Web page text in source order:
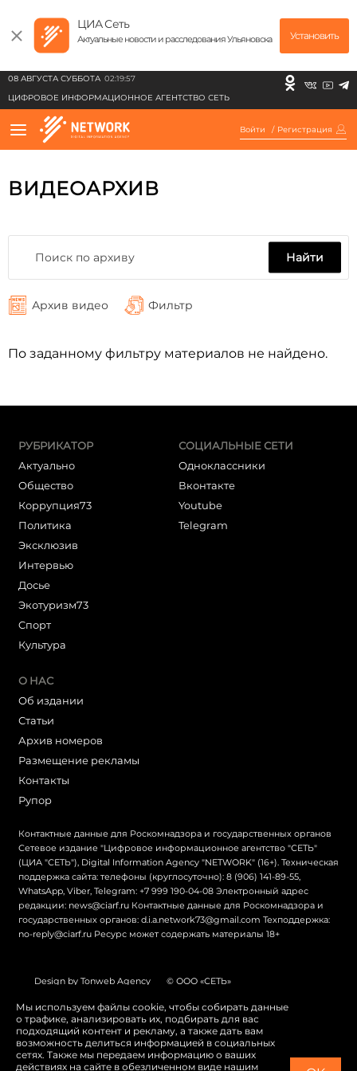
ЦИА Сеть
Актуальные новости и расследования Ульяновска Установить
08 АВГУСТА СУББОТА 02:19:57
ЦИФРОВОЕ ИНФОРМАЦИОННОЕ АГЕНТСТВО СЕТЬ
Войти / Регистрация
ВИДЕОАРХИВ
Найти
Архив видео Фильтр
По заданному фильтру материалов не найдено.
РУБРИКАТОР
Актуально
Общество
Коррупция73
Политика
Эксклюзив
Интервью
Досье
Экотуризм73
Cпорт
Культура
СОЦИАЛЬНЫЕ СЕТИ
Одноклассники
Вконтакте
Youtube
Telegram
О НАС
Об издании
Статьи
Архив номеров
Размещение рекламы
Контакты
Рупор
Контактные данные для Роскомнадзора и государственных органов
Сетевое издание "Цифровое информационное агентство "СЕТЬ"
(ЦИА "СЕТЬ"), Digital Information Agency "NETWORK" (16+). Техническая
поддержка сайта: телефоны (круглосуточно): 8 (906) 141-89-55,
WhatsApp, Viber, Telegram: +7 999 190-04-08 Электронный адрес
редакции: news@ciarf.ru Контактные данные для Роскомнадзора и
государственных органов: d.i.a.network73@gmail.com Техподдержка:
no-reply@ciarf.ru Ресурс может содержать материалы 18+
Design by Tonweb Agency © ООО «СЕТЬ»
Политика конфиденциальности Карта сайта
Switch to English
Мы используем файлы cookie, чтобы собирать данные
о трафике, анализировать их, подбирать для вас
подходящий контент и рекламу, а также дать вам
возможность делиться информацией в социальных
сетях. Также мы передаем информацию о ваших
действиях на сайте в обезличенном виде нашим